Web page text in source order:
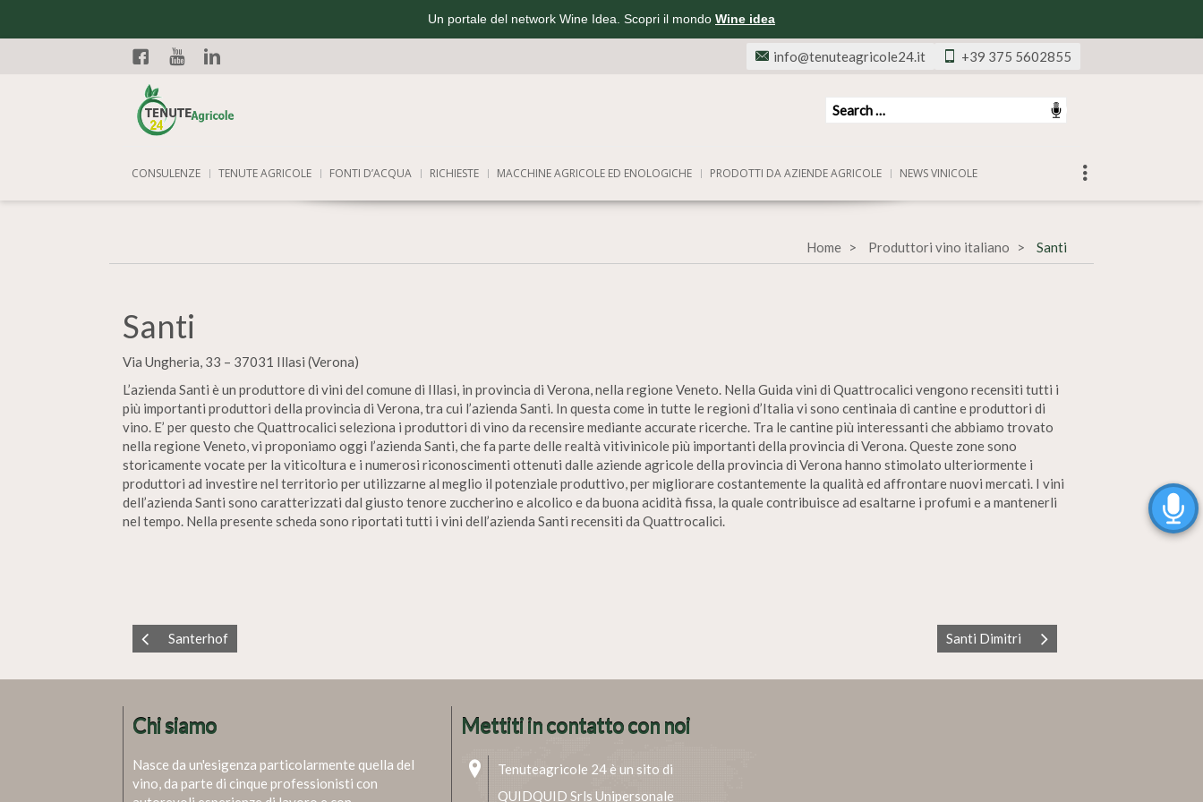
Un portale del network Wine Idea. Scopri il mondo Wine idea
Facebook
+39 375 5602855
info@tenuteagricole24.it
CONSULENZE TENUTE AGRICOLE FONTI D’ACQUA RICHIESTE MACCHINE AGRICOLE ED ENOLOGICHE PRODOTTI DA AZIENDE AGRICOLE NEWS VINICOLE
Home Produttori vino italiano Santi
Santi
Via Ungheria, 33 – 37031 Illasi (Verona)
L’azienda Santi è un produttore di vini del comune di Illasi, in provincia di Verona, nella regione Veneto. Nella Guida vini di Quattrocalici vengono recensiti tutti i
più importanti produttori della provincia di Verona, tra cui l’azienda Santi. In questa come in tutte le regioni d’Italia vi sono centinaia di cantine e produttori di
vino. E’ per questo che Quattrocalici seleziona i produttori di vino da recensire mediante accurate ricerche. Tra le cantine più interessanti che abbiamo trovato
nella regione Veneto, vi proponiamo oggi l’azienda Santi, che fa parte delle realtà vitivinicole più importanti della provincia di Verona. Queste zone sono
storicamente vocate per la viticoltura e i numerosi riconoscimenti ottenuti dalle aziende agricole della provincia di Verona hanno stimolato ulteriormente i
produttori ad investire nel territorio per utilizzarne al meglio il potenziale produttivo, per migliorare costantemente la qualità ed affrontare nuovi mercati. I vini
dell’azienda Santi sono caratterizzati dal giusto tenore zuccherino e alcolico e da buona acidità fissa, la quale contribuisce ad esaltarne i profumi e a mantenerli
nel tempo. Nella presente scheda sono riportati tutti i vini dell’azienda Santi recensiti da Quattrocalici.
Santerhof Santi Dimitri
Chi siamo
Nasce da un'esigenza particolarmente quella del
vino, da parte di cinque professionisti con
Mettiti in contatto con noi
Tenuteagricole 24 è un sito di
QUIDQUID Srls Unipersonale